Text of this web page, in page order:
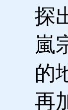
探
嵐
的
再